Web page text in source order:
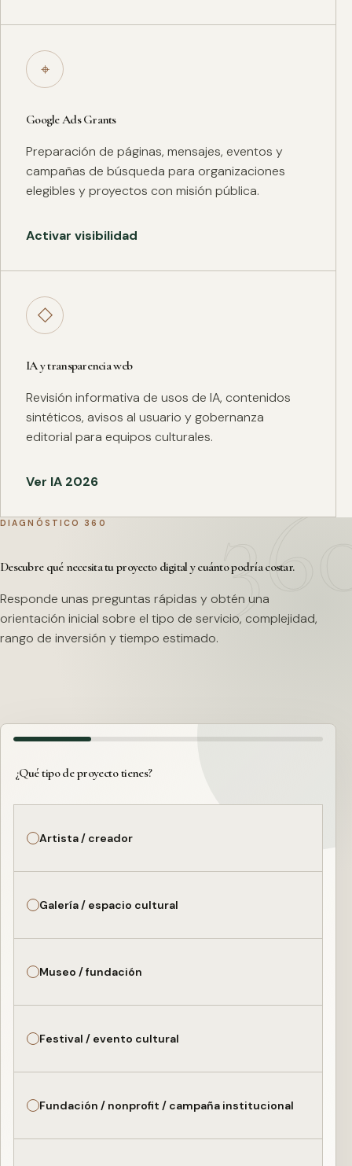
⌖
Google Ads Grants
Preparación de páginas, mensajes, eventos y
campañas de búsqueda para organizaciones
elegibles y proyectos con misión pública.
Activar visibilidad
◇
IA y transparencia web
Revisión informativa de usos de IA, contenidos
sintéticos, avisos al usuario y gobernanza
editorial para equipos culturales.
Ver IA 2026
DIAGNÓSTICO 360
Descubre qué necesita tu proyecto digital y cuánto podría costar.
Responde unas preguntas rápidas y obtén una
orientación inicial sobre el tipo de servicio, complejidad,
rango de inversión y tiempo estimado.
¿Qué tipo de proyecto tienes?
Artista / creador
Galería / espacio cultural
Museo / fundación
Festival / evento cultural
Fundación / nonprofit / campaña institucional